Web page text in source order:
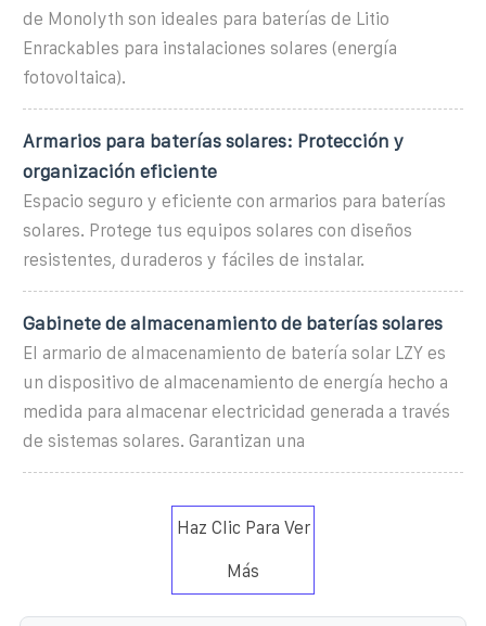
de Monolyth son ideales para baterías de Litio
Enrackables para instalaciones solares (energía
fotovoltaica).
Armarios para baterías solares: Protección y
organización eficiente
Espacio seguro y eficiente con armarios para baterías
solares. Protege tus equipos solares con diseños
resistentes, duraderos y fáciles de instalar.
Gabinete de almacenamiento de baterías solares
El armario de almacenamiento de batería solar LZY es
un dispositivo de almacenamiento de energía hecho a
medida para almacenar electricidad generada a través
de sistemas solares. Garantizan una
Haz Clic Para Ver
Más